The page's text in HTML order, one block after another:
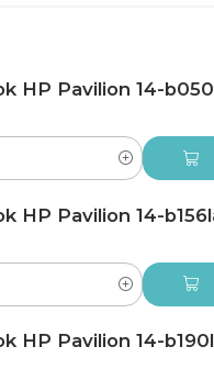
HP Pavilion 14-
HP Pavilion 14-
HP Pavilion 14-